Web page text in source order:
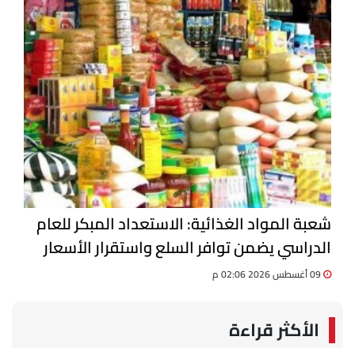
شعبة المواد الغذائية: الاستعداد المبكر للعام
الدراسي يضمن توافر السلع واستقرار الأسعار
الأكثر قراءة